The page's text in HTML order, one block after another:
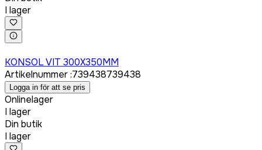
I lager
KONSOL VIT 300X350MM
Artikelnummer:739438739438
Logga in för att se pris
Onlinelager
I lager
Din butik
I lager